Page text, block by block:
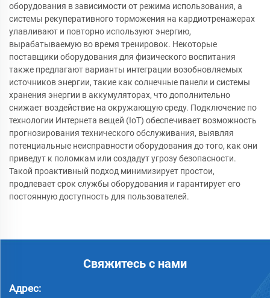
оборудования в зависимости от режима использования, а
системы рекуперативного торможения на кардиотренажерах
улавливают и повторно используют энергию,
вырабатываемую во время тренировок. Некоторые
поставщики оборудования для физического воспитания
также предлагают варианты интеграции возобновляемых
источников энергии, такие как солнечные панели и системы
хранения энергии в аккумуляторах, что дополнительно
снижает воздействие на окружающую среду. Подключение по
технологии Интернета вещей (IoT) обеспечивает возможность
прогнозирования технического обслуживания, выявляя
потенциальные неисправности оборудования до того, как они
приведут к поломкам или создадут угрозу безопасности.
Такой проактивный подход минимизирует простои,
продлевает срок службы оборудования и гарантирует его
постоянную доступность для пользователей.
Свяжитесь с нами
Адрес: